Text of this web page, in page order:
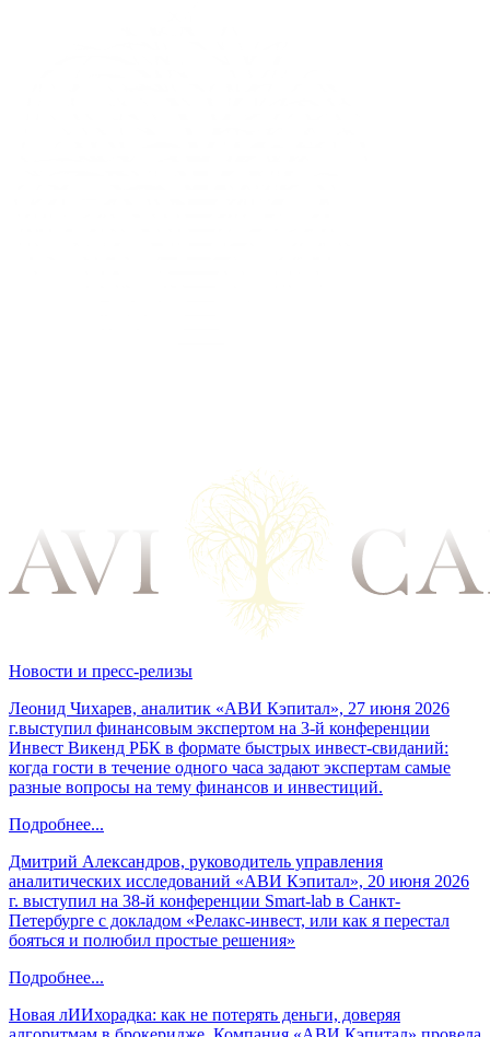
Новости и пресс-релизы
Леонид Чихарев, аналитик «АВИ Кэпитал», 27 июня 2026
г.выступил финансовым экспертом на 3-й конференции
Инвест Викенд РБК в формате быстрых инвест-свиданий:
когда гости в течение одного часа задают экспертам самые
разные вопросы на тему финансов и инвестиций.
Подробнее...
Дмитрий Александров, руководитель управления
аналитических исследований «АВИ Кэпитал», 20 июня 2026
г. выступил на 38-й конференции Smart-lab в Санкт-
Петербурге с докладом «Релакс-инвест, или как я перестал
бояться и полюбил простые решения»
Подробнее...
Новая лИИхорадка: как не потерять деньги, доверяя